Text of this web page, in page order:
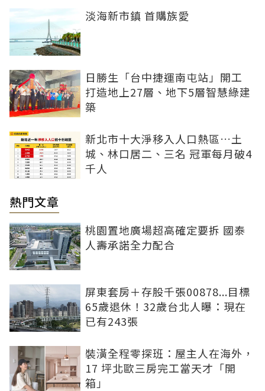
淡海新市鎮 首購族愛
日勝生「台中捷運南屯站」開工
打造地上27層、地下5層智慧綠建
築
新北市十大淨移入人口熱區…土
城、林口居二、三名 冠軍每月破4
千人
熱門文章
桃園置地廣場超高確定要拆 國泰
人壽承諾全力配合
屏東套房＋存股千張00878...目標
65歲退休！32歲台北人曝：現在
已有243張
裝潢全程零探班：屋主人在海外，
17 坪北歐三房完工當天才「開
箱」